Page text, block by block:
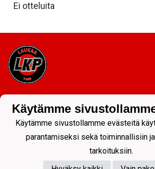
Ei otteluita
Käytämme
Käytämme sivustollamme evästeitä
parantamiseksi sekä toiminnallisiin
tarkoituksiin.